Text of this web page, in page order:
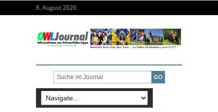
8. August 2026